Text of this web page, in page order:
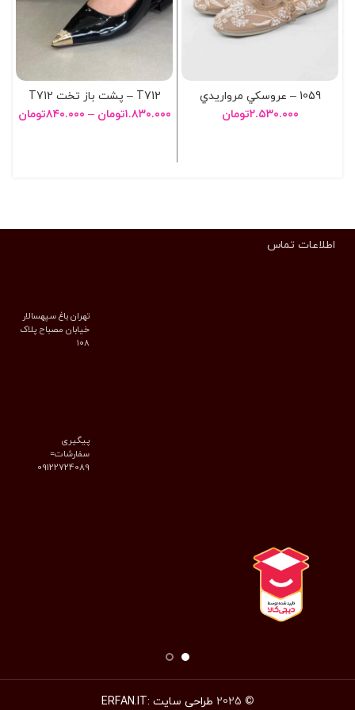
1059 – عروسکي مرواريدي
۲.۵۳۰.۰۰۰تومان
T712 – پشت باز تخت T712
۱.۸۳۰.۰۰۰تومان – ۸۴۰.۰۰۰تومان
اطلاعات تماس
تهران باغ سپهسالار
خیابان مصباح پلاک
۱۰۸
پیگیری
سفارشات=
09122724089
© 2025 طراحی سایت :ERFAN.IT